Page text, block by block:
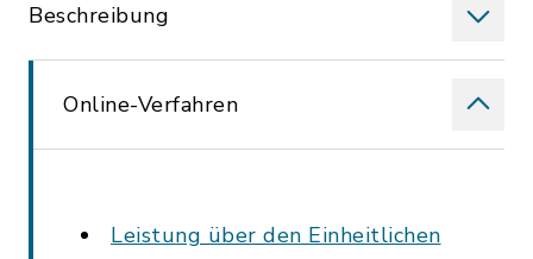
Beschreibung
Online-Verfahren
Leistung über den Einheitlichen